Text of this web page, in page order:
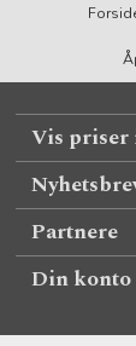
Vis priser
Partnere
Din konto